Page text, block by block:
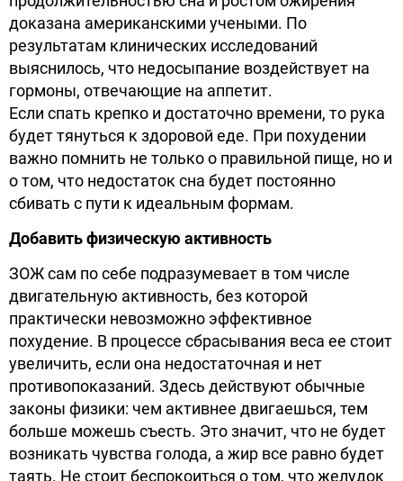
доказана американскими учеными. По
результатам клинических исследований
выяснилось, что недосыпание воздействует на
гормоны, отвечающие на аппетит.
Если спать крепко и достаточно времени, то рука
будет тянуться к здоровой еде. При похудении
важно помнить не только о правильной пище, но и
о том, что недостаток сна будет постоянно
сбивать с пути к идеальным формам.
Добавить физическую активность
ЗОЖ сам по себе подразумевает в том числе
двигательную активность, без которой
практически невозможно эффективное
похудение. В процессе сбрасывания веса ее стоит
увеличить, если она недостаточная и нет
противопоказаний. Здесь действуют обычные
законы физики: чем активнее двигаешься, тем
больше можешь съесть. Это значит, что не будет
возникать чувства голода, а жир все равно будет
таять. Не стоит беспокоиться о том, что желудок